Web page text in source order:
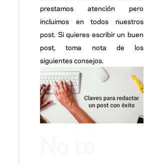
prestamos atención pero
incluimos en todos nuestros
post. Si quieres escribir un buen
post, toma nota de los
siguientes consejos.